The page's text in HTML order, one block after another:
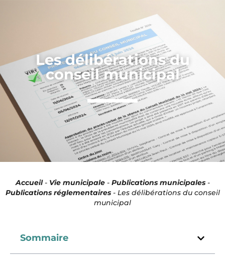
Les délibérations du
conseil municipal
Accueil- Vie municipale- Publications municipales-
Publications réglementaires- Les délibérations du conseil
municipal
Sommaire